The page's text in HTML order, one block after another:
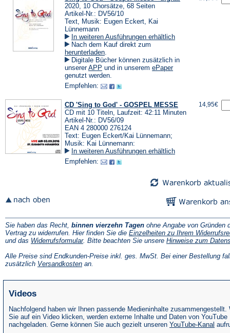
2020, 10 Chorsätze, 68 Seiten
Artikel-Nr.: DV56/10
Text, Musik: Eugen Eckert, Kai
Lünnemann
In weiteren Ausführungen erhältlich
Nach dem Kauf direkt zum
herunterladen(Öffnet
in
einem
neuen
.
Digitale Bücher können zusätzlich in
unsererAPP (Öffnet
in
neuen
und in unserem ePaper(Öffnet
genutzt werden.
Empfehlen:
CD 'Sing to God' - GOSPEL MESSE
CD mit 10 Titeln, Laufzeit: 42:11 Minuten
Artikel-Nr.: DV56/09
EAN 4 280000 276124
Text: Eugen Eckert/Kai Lünnemann;
Musik: Kai Lünnemann:
In weiteren Ausführungen erhältlich
Empfehlen:
14,95€
Sie haben das Recht, binnen vierzehn Tagen ohne Angabe von Gründen
Vertrag zu widerrufen. Hier finden Sie die Einzelheiten zu Ihrem
und das Widerrufsformular(Öffnet
einem
neuen
. Bitte beachten Sie unsere Hinweise zum
Alle Preise sind Endkunden-Preise inkl. ges. MwSt. Bei einer Bestellung
zusätzlich Versandkosten(Öffnet
an.
Videos
Nachfolgend haben wir Ihnen passende Medieninhalte zusammengestellt.
Sie auf ein Video klicken, werden externe Inhalte und Daten von YouTube
nachgeladen. Gerne können Sie auch gezielt unseren YouTube-Kanal